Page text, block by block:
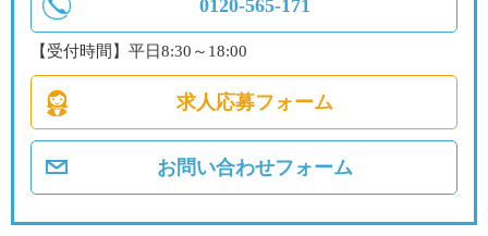
0120-565-171
【受付時間】平日8:30～18:00
求人応募フォーム
お問い合わせフォーム